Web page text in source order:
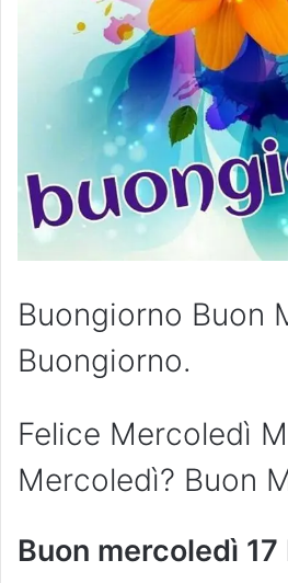
Buongiorno Buon
Buongiorno.
Felice Mercoledì
Mercoledì? Buon
Buon mercoledì